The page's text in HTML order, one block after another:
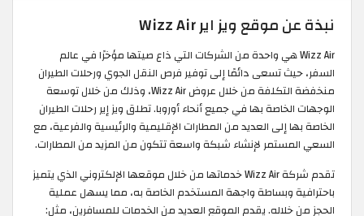
نبذة عن موقع ويز اير Wizz Air
Wizz Air هي واحدة من الشركات التي ذاع صيتها مؤخرًا في عالم
السفر، حيث تسعى دائمًا إلى توفير فرص النقل الجوي ورحلات الطيران
منخفضة التكلفة من خلال عروض Wizz Air، وذلك من خلال توسعة
الوجهات الخاصة بها في جميع أنحاء أوروبا. تطلق ويز إير رحلات الطيران
الخاصة بها إلى العديد من المطارات الإقليمية والرئيسية والفرعية، مع
السعي المستمر لإنشاء شبكة واسعة تتكون من المزيد من المطارات.
تقدم شركة Wizz Air خدماتها من خلال موقعها الإلكتروني الذي يتميز
باحترافية وبساطة واجهة المستخدم الخاصة به، مما يسهل عملية
الحجز من خلاله. يقدم الموقع العديد من الخدمات للمسافرين، مثل: